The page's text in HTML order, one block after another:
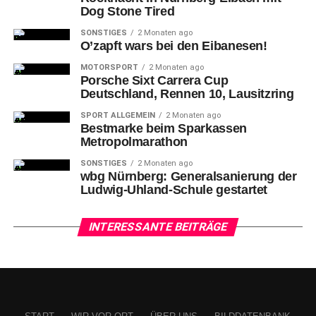
Rennreifen Ventus Race hat sich in dieser Klasse bereits
Motorsport auf renommierten, internationalen
Text/Fotos: Hankook/Hyundai
teilen teilen
RELATED TOPICS: ADAC
ADAC TCR GERMANY
BESTZEIT BMW CIRCUIT ZANDVOORT
COCKPIT
DMSB DTM FIA FORD
FORMEL 1
FORMEL-3
FORMULA EUROPEAN MASTERS
NÜRBURGRING
OSCHERSLEBEN PORSCHE RALLYE
Dog Stone Tired
SONSTIGES 2 Monaten ago
O’zapft wars bei den Eibanesen!
MOTORSPORT 2 Monaten ago
Porsche Sixt Carrera Cup
Deutschland, Rennen 10, Lausitzring
SPORT ALLGEMEIN 2 Monaten ago
Bestmarke beim Sparkassen
Metropolmarathon
SONSTIGES 2 Monaten ago
wbg Nürnberg: Generalsanierung der
Ludwig-Uhland-Schule gestartet
INTERESSANTE BEITRÄGE